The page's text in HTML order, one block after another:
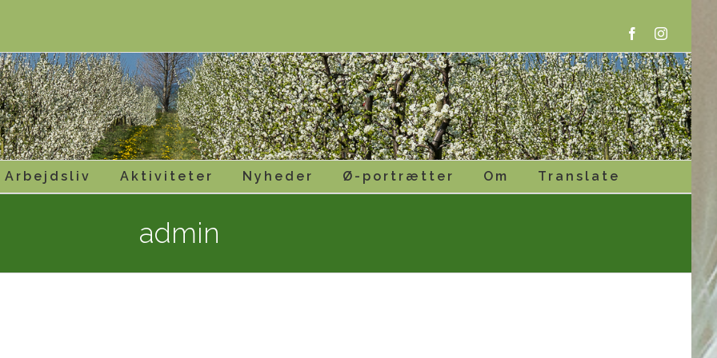
FacebookInstagram
Arbejdsliv Aktiviteter Nyheder Ø-portrætter Om Translate
admin